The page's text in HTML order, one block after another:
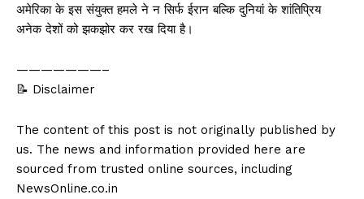
अमेरिका के इस संयुक्त हमले ने न सिर्फ ईरान बल्कि दुनियां के शांतिप्रिय
अनेक देशों को झकझोर कर रख दिया है।
———————–
📝 Disclaimer
The content of this post is not originally published by
us. The news and information provided here are
sourced from trusted online sources, including
NewsOnline.co.in